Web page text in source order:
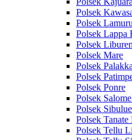
Polsek
Polsek Lamuru
Polsek Lappa
Polsek
Polsek Mare
Polsek Palakka
Polsek
Polsek Ponre
Polsek
Polsek Sibulue
Polsek Tanate
Polsek Tellu